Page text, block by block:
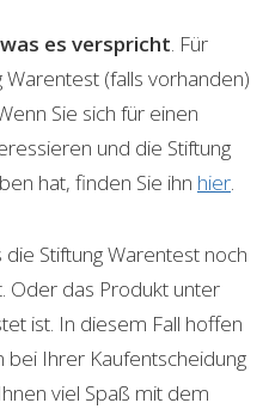
es verspricht. Für
(falls vorhanden)
Sie sich für einen
und die Stiftung
hat, finden Sie ihn hier.
die Stiftung Warentest noch
Oder das Produkt unter
ist. In diesem Fall hoffen
bei Ihrer Kaufentscheidung
viel Spaß mit dem